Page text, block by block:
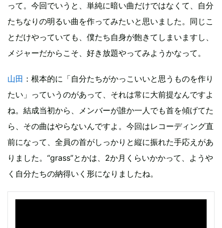
って。今回でいうと、単純に暗い曲だけではなくて、自分
たちなりの明るい曲を作ってみたいと思いました。同じこ
とだけやっていても、僕たち自身が飽きてしまいますし、
メジャーだからこそ、好き放題やってみようかなって。
山田 ：根本的に「自分たちがかっこいいと思うものを作り
たい」っていうのがあって、それは常に大前提なんですよ
ね。結成当初から、メンバーが誰か一人でも首を傾げてた
ら、その曲はやらないんですよ。今回はレコーディング直
前になって、全員の首がしっかりと縦に振れた手応えがあ
りました。“grass”とかは、2か月くらいかかって、ようや
く自分たちの納得いく形になりましたね。